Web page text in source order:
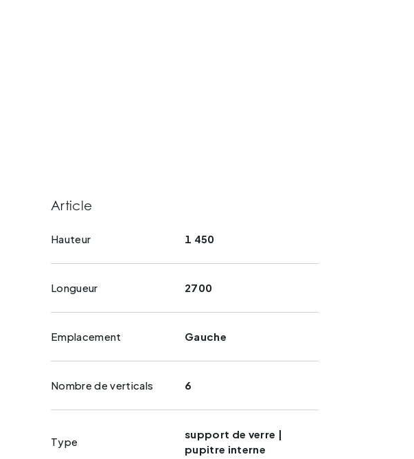
Article
Hauteur 1 450
Longueur 2700
Emplacement Gauche
Nombre de verticals 6
Type
support de verre |
pupitre interne